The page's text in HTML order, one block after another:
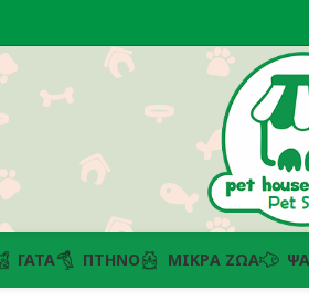
ΓΆΤΑ ΠΤΗΝΌ ΜΙΚΡΆ ΖΏΑ